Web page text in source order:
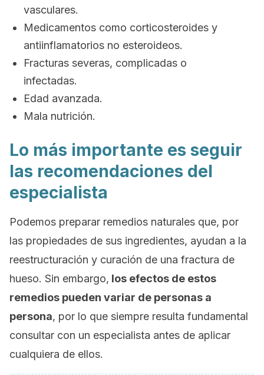
vasculares.
Medicamentos como corticosteroides y
antiinflamatorios no esteroideos.
Fracturas severas, complicadas o
infectadas.
Edad avanzada.
Mala nutrición.
Lo más importante es seguir
las recomendaciones del
especialista
Podemos preparar remedios naturales que, por
las propiedades de sus ingredientes, ayudan a la
reestructuración y curación de una fractura de
hueso. Sin embargo, los efectos de estos
remedios pueden variar de personas a
persona, por lo que siempre resulta fundamental
consultar con un especialista antes de aplicar
cualquiera de ellos.